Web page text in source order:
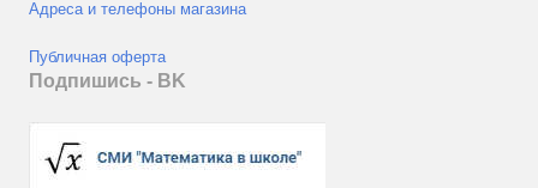
Адреса и телефоны магазина
Публичная оферта
Подпишись - ВK